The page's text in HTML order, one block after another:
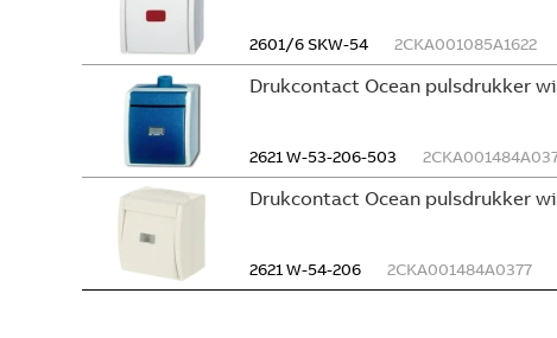
2601/6 SKW-54 2CKA001085A1622
Drukcontact Ocean pulsdrukker
2621 W-53-206-503
Drukcontact Ocean pulsdrukker
2621 W-54-206 2CKA001484A0377